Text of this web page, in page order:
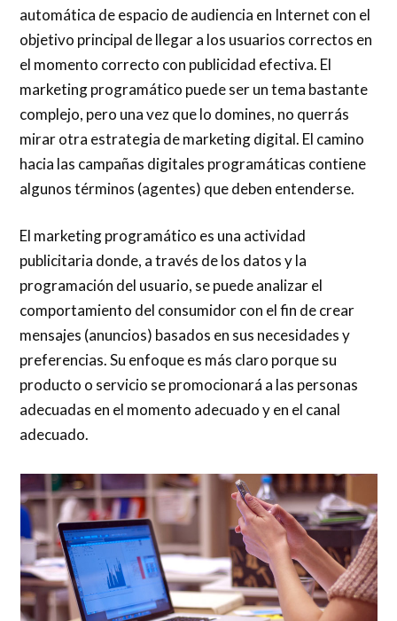
automática de espacio de audiencia en Internet con el
objetivo principal de llegar a los usuarios correctos en
el momento correcto con publicidad efectiva. El
marketing programático puede ser un tema bastante
complejo, pero una vez que lo domines, no querrás
mirar otra estrategia de marketing digital. El camino
hacia las campañas digitales programáticas contiene
algunos términos (agentes) que deben entenderse.
El marketing programático es una actividad
publicitaria donde, a través de los datos y la
programación del usuario, se puede analizar el
comportamiento del consumidor con el fin de crear
mensajes (anuncios) basados ​​en sus necesidades y
preferencias. Su enfoque es más claro porque su
producto o servicio se promocionará a las personas
adecuadas en el momento adecuado y en el canal
adecuado.